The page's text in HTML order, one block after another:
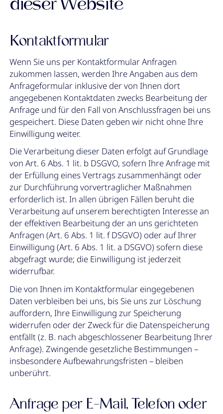
Kontaktformular
Wenn Sie uns per Kontaktformular Anfragen
zukommen lassen, werden Ihre Angaben aus dem
Anfrageformular inklusive der von Ihnen dort
angegebenen Kontaktdaten zwecks Bearbeitung der
Anfrage und für den Fall von Anschlussfragen bei uns
gespeichert. Diese Daten geben wir nicht ohne Ihre
Einwilligung weiter.
Die Verarbeitung dieser Daten erfolgt auf Grundlage
von Art. 6 Abs. 1 lit. b DSGVO, sofern Ihre Anfrage mit
der Erfüllung eines Vertrags zusammenhängt oder
zur Durchführung vorvertraglicher Maßnahmen
erforderlich ist. In allen übrigen Fällen beruht die
Verarbeitung auf unserem berechtigten Interesse an
der effektiven Bearbeitung der an uns gerichteten
Anfragen (Art. 6 Abs. 1 lit. f DSGVO) oder auf Ihrer
Einwilligung (Art. 6 Abs. 1 lit. a DSGVO) sofern diese
abgefragt wurde; die Einwilligung ist jederzeit
widerrufbar.
Die von Ihnen im Kontaktformular eingegebenen
Daten verbleiben bei uns, bis Sie uns zur Löschung
auffordern, Ihre Einwilligung zur Speicherung
widerrufen oder der Zweck für die Datenspeicherung
entfällt (z. B. nach abgeschlossener Bearbeitung Ihrer
Anfrage). Zwingende gesetzliche Bestimmungen –
insbesondere Aufbewahrungsfristen – bleiben
unberührt.
Anfrage per E-Mail, Telefon oder